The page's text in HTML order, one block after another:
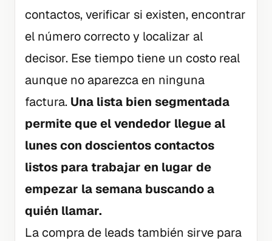
contactos, verificar si existen, encontrar
el número correcto y localizar al
decisor. Ese tiempo tiene un costo real
aunque no aparezca en ninguna
factura. Una lista bien segmentada
permite que el vendedor llegue al
lunes con doscientos contactos
listos para trabajar en lugar de
empezar la semana buscando a
quién llamar.
La compra de leads también sirve para